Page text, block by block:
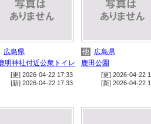
広島県
明神社付近公衆トイレ
[更] 2026-04-22 17:33
[新] 2026-04-22 17:33
他
広島県
鹿田公園
[更] 2026-04-22
[新] 2026-04-22